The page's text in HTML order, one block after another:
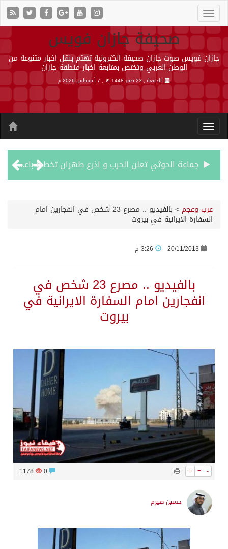
صحيفة جازان فويس
جازان فويس صوت جازان صحيفة الكترونية تهتم بنقل اخبار متنوعة من
الوطن العربي وتختص بمتابعة اخبار منطقة جازان
الجمعة , 23 صفر 1448 هـ , 7 أغسطس 2026 م
جماعة الحوثي تعلن الحرب و اذرع طهران تخطط باعمال ارهابية واسعة تطال دول الشرق الاوسط
التحالف يعزي الحكومة اليمنية في استشهاد قوات يمنية جراء هجوم حوثي غادر
حالة الطقس المتوقعة اليوم في المملكة
إجتماع المكتب التعريفي للمتقاعدين بالصوارمة-مركز الحكامية
عرب وعجم > بالفيديو .. مصرع 23 شخص في انفجارين امام
السفارة الايرانية في بيروت
20/11/2013
بالفيديو .. مصرع 23 شخص في
انفجارين امام السفارة الايرانية في
بيروت
+ = -
1178
حسين صيرم